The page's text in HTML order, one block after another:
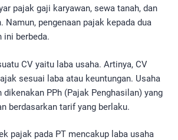
pajak gaji karyawan, sewa tanah, dan
Namun, pengenaan pajak kepada dua
ini berbeda.
CV yaitu laba usaha. Artinya, CV
sesuai laba atau keuntungan. Usaha
dikenakan PPh (Pajak Penghasilan) yang
berdasarkan tarif yang berlaku.
pajak pada PT mencakup laba usaha